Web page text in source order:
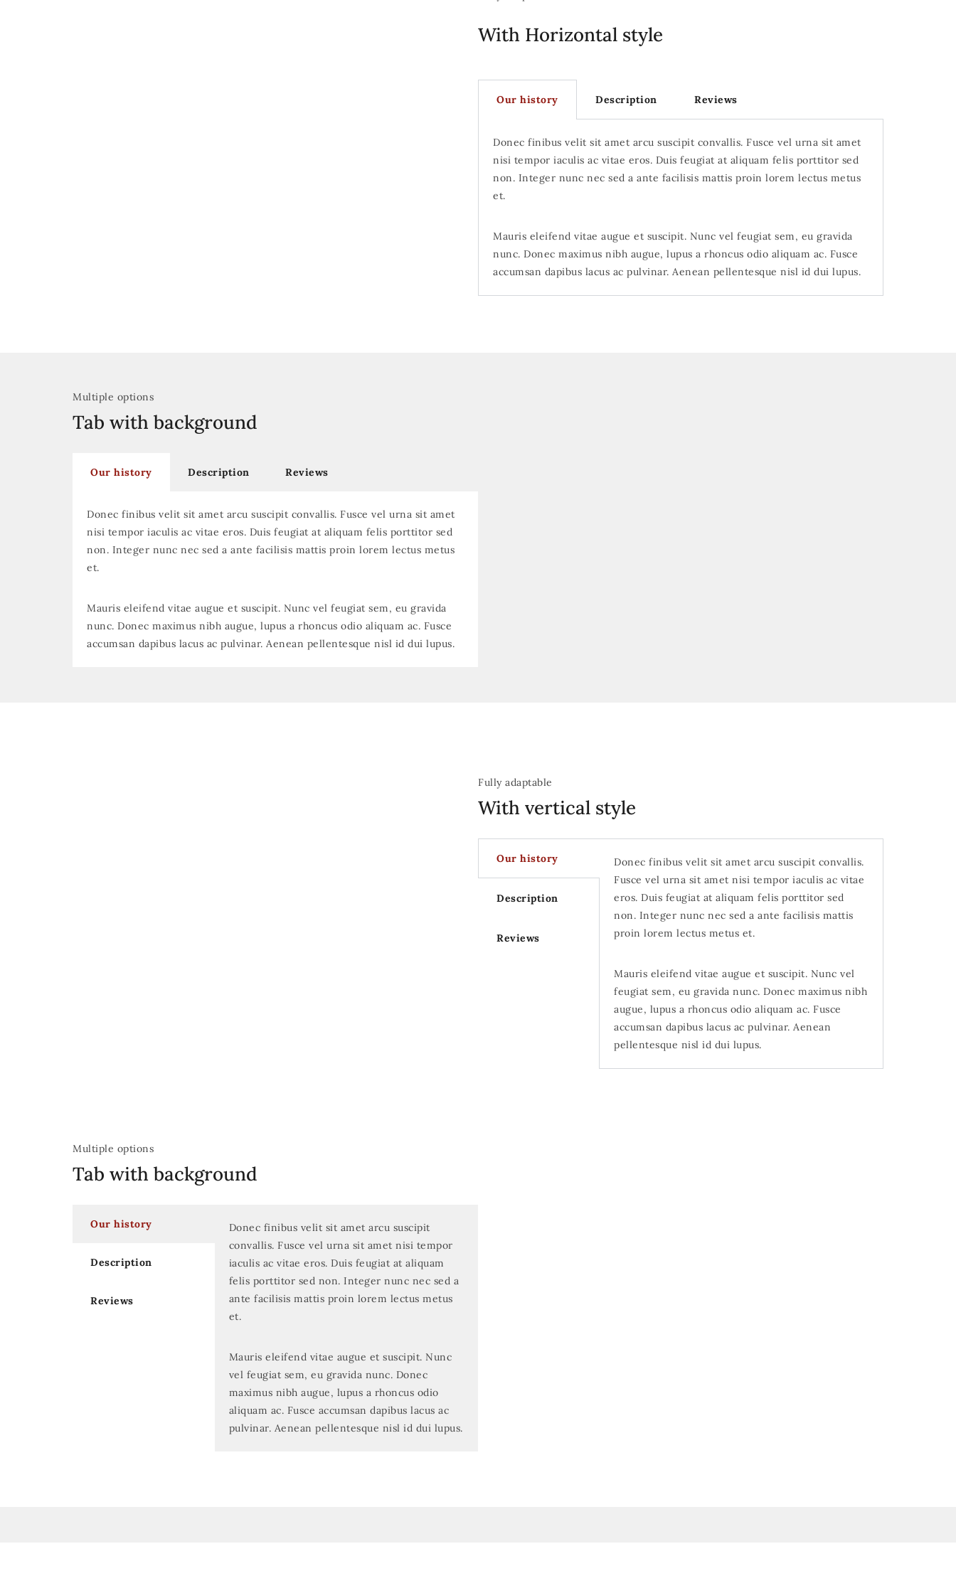
With Horizontal style
Our history Description Reviews
Donec finibus velit sit amet arcu suscipit convallis. Fusce vel urna sit amet
nisi tempor iaculis ac vitae eros. Duis feugiat at aliquam felis porttitor sed
non. Integer nunc nec sed a ante facilisis mattis proin lorem lectus metus
et.
Mauris eleifend vitae augue et suscipit. Nunc vel feugiat sem, eu gravida
nunc. Donec maximus nibh augue, lupus a rhoncus odio aliquam ac. Fusce
accumsan dapibus lacus ac pulvinar. Aenean pellentesque nisl id dui lupus.
Multiple options
Tab with background
Our history Description Reviews
Donec finibus velit sit amet arcu suscipit convallis. Fusce vel urna sit amet
nisi tempor iaculis ac vitae eros. Duis feugiat at aliquam felis porttitor sed
non. Integer nunc nec sed a ante facilisis mattis proin lorem lectus metus
et.
Mauris eleifend vitae augue et suscipit. Nunc vel feugiat sem, eu gravida
nunc. Donec maximus nibh augue, lupus a rhoncus odio aliquam ac. Fusce
accumsan dapibus lacus ac pulvinar. Aenean pellentesque nisl id dui lupus.
Fully adaptable
With vertical style
Our history
Description
Reviews
Donec finibus velit sit amet arcu suscipit convallis.
Fusce vel urna sit amet nisi tempor iaculis ac vitae
eros. Duis feugiat at aliquam felis porttitor sed
non. Integer nunc nec sed a ante facilisis mattis
proin lorem lectus metus et.
Mauris eleifend vitae augue et suscipit. Nunc vel
feugiat sem, eu gravida nunc. Donec maximus nibh
augue, lupus a rhoncus odio aliquam ac. Fusce
accumsan dapibus lacus ac pulvinar. Aenean
pellentesque nisl id dui lupus.
Multiple options
Tab with background
Our history
Description
Reviews
Donec finibus velit sit amet arcu suscipit
convallis. Fusce vel urna sit amet nisi tempor
iaculis ac vitae eros. Duis feugiat at aliquam
felis porttitor sed non. Integer nunc nec sed a
ante facilisis mattis proin lorem lectus metus
et.
Mauris eleifend vitae augue et suscipit. Nunc
vel feugiat sem, eu gravida nunc. Donec
maximus nibh augue, lupus a rhoncus odio
aliquam ac. Fusce accumsan dapibus lacus ac
pulvinar. Aenean pellentesque nisl id dui lupus.